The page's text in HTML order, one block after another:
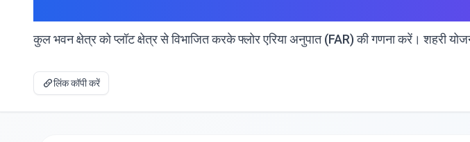
कुल भवन क्षेत्र को प्लॉट क्षेत्र से विभाजित करके फ्लोर एरिया अनुपात (FAR) की गणना करें। शहरी
लिंक कॉपी करें